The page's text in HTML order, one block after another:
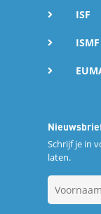
ISF
ISMF
Schrijf je in
laten.